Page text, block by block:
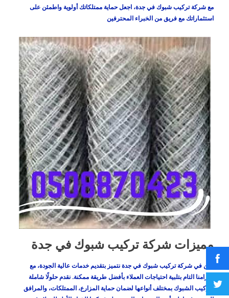
مع شركة تركيب شبوك في جدة، اجعل حماية ممتلكاتك أولوية واطمئن على
استثماراتك مع فريق من الخبراء المحترفين
مميزات شركة تركيب شبوك في جدة
نحن في شركة تركيب شبوك في جدة نتميز بتقديم خدمات عالية الجودة، مع
التزامنا التام بتلبية احتياجات العملاء بأفضل طريقة ممكنة. نقدم حلولًا شاملة
لتركيب الشبوك بمختلف أنواعها لضمان حماية المزارع، الممتلكات، والمرافق